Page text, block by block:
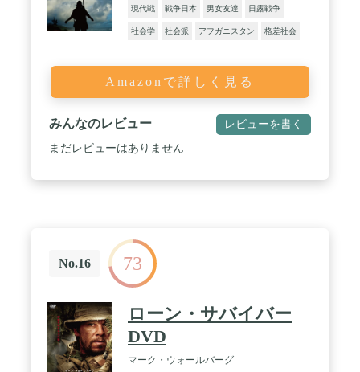
現代戦 戦争日本 男女友達 日露戦争
社会学 社会派 アフガニスタン 格差社会
Amazonで詳しく見る
みんなのレビュー レビューを書く
まだレビューはありません
No.16 73
ローン・サバイバー
DVD
マーク・ウォールバーグ